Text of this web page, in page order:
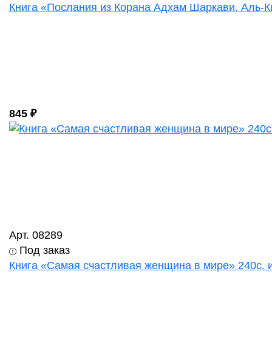
Книга «Послания из Корана Адхам Шаркави, Аль-
845 ₽
Арт. 08289
Под заказ
Книга «Самая счастливая женщина в мире» 240с.